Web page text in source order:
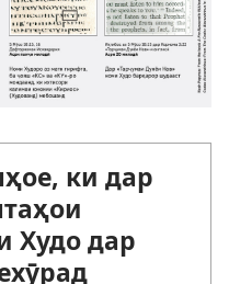
ки дар
Худо дар